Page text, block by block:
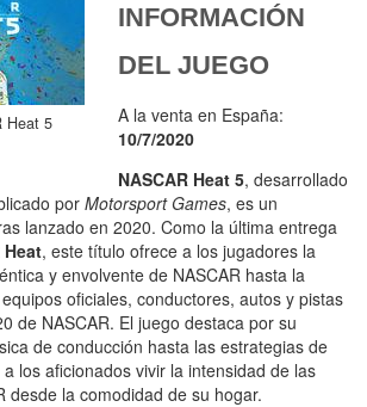
Heat 5
INFORMACIÓN
DEL JUEGO
A la venta en España:
10/7/2020
NASCAR Heat 5, desarrollado
porMotorsport Games, es un
lanzado en 2020. Como la última entrega
Heat, este título ofrece a los jugadores la
y envolvente de NASCAR hasta la
oficiales, conductores, autos y pistas
de NASCAR. El juego destaca por su
de conducción hasta las estrategias de
los aficionados vivir la intensidad de las
desde la comodidad de su hogar.